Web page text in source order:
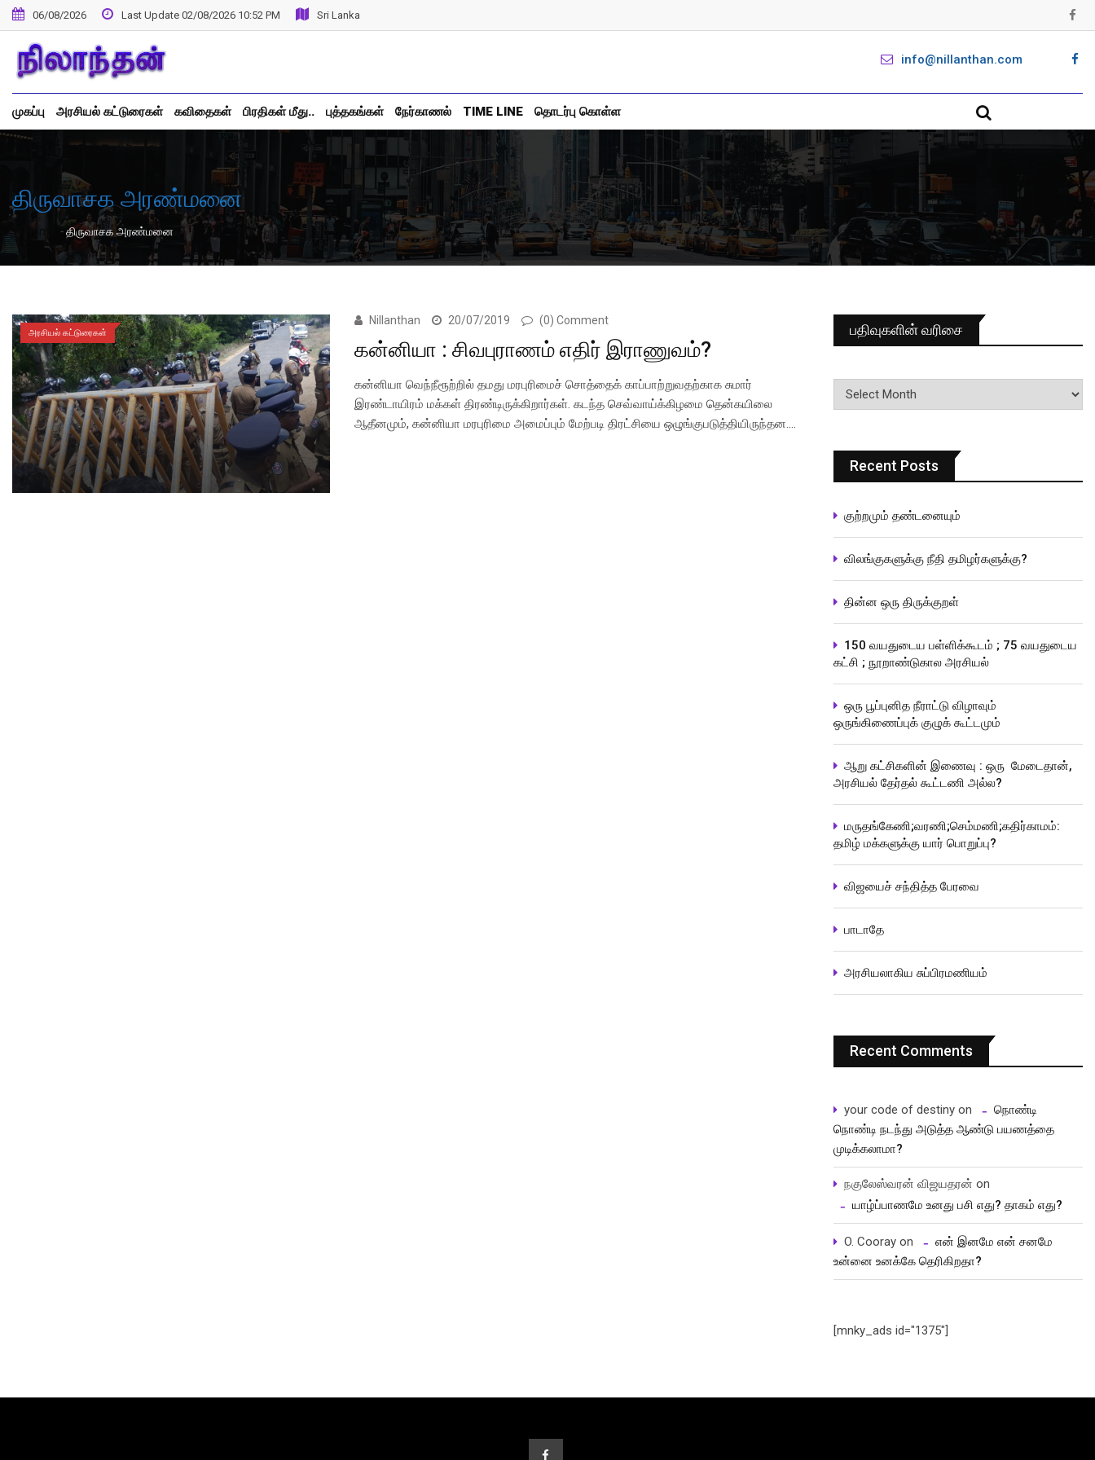
Skip
to
content
06/08/2026 Last Update 02/08/2026 10:52 PM Sri Lanka
info@nillanthan.com
முகப்பு அரசியல் கட்டுரைகள் கவிதைகள் பிரதிகள் மீது.. புத்தகங்கள் நேர்காணல் TIME LINE தொடர்பு கொள்ள
திருவாசக அரண்மனை
-திருவாசக அரண்மனை
அரசியல் கட்டுரைகள்
Nillanthan 20/07/2019 (0) Comment
கன்னியா : சிவபுராணம் எதிர் இராணுவம்?
கன்னியா வெந்நீரூற்றில் தமது மரபுரிமைச் சொத்தைக் காப்பாற்றுவதற்காக சுமார்
இரண்டாயிரம் மக்கள் திரண்டிருக்கிறார்கள். கடந்த செவ்வாய்க்கிழமை தென்கயிலை
ஆதீனமும், கன்னியா மரபுரிமை அமைப்பும் மேற்படி திரட்சியை ஒழுங்குபடுத்தியிருந்தன.…
பதிவுகளின் வரிசை
பதிவுகளின்
வரிசை
Recent Posts
குற்றமும் தண்டனையும்
விலங்குகளுக்கு நீதி தமிழர்களுக்கு?
தின்ன ஒரு திருக்குறள்
150 வயதுடைய பள்ளிக்கூடம் ; 75 வயதுடைய
கட்சி ; நூறாண்டுகால அரசியல்
ஒரு பூப்புனித நீராட்டு விழாவும்
ஒருங்கிணைப்புக் குழுக் கூட்டமும்
ஆறு கட்சிகளின் இணைவு : ஒரு மேடைதான்,
அரசியல் தேர்தல் கூட்டணி அல்ல?
மருதங்கேணி;வரணி;செம்மணி;கதிர்காமம்:
தமிழ் மக்களுக்கு யார் பொறுப்பு?
விஜயைச் சந்தித்த பேரவை
பாடாதே
அரசியலாகிய சுப்பிரமணியம்
Recent Comments
your code of destiny on
நொண்டி
நொண்டி நடந்து அடுத்த ஆண்டு பயணத்தை
முடிக்கலாமா?
நகுலேஸ்வரன் விஜயதரன் on
யாழ்ப்பாணமே உனது பசி எது? தாகம் எது?
O. Cooray on
என் இனமே என் சனமே
உன்னை உனக்கே தெரிகிறதா?
[mnky_ads id="1375"]